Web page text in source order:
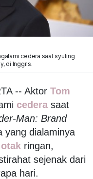
cedera saat syuting
di Inggris.
-- Aktor Tom
cedera saat
Man: Brand
yang dialaminya
ringan,
sejenak dari
hari.